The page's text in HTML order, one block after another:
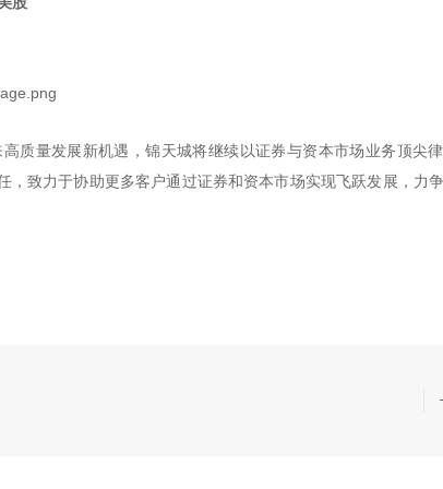
质量发展新机遇，锦天城将继续以证券与资本市场业务顶尖
致力于协助更多客户通过证券和资本市场实现飞跃发展，力